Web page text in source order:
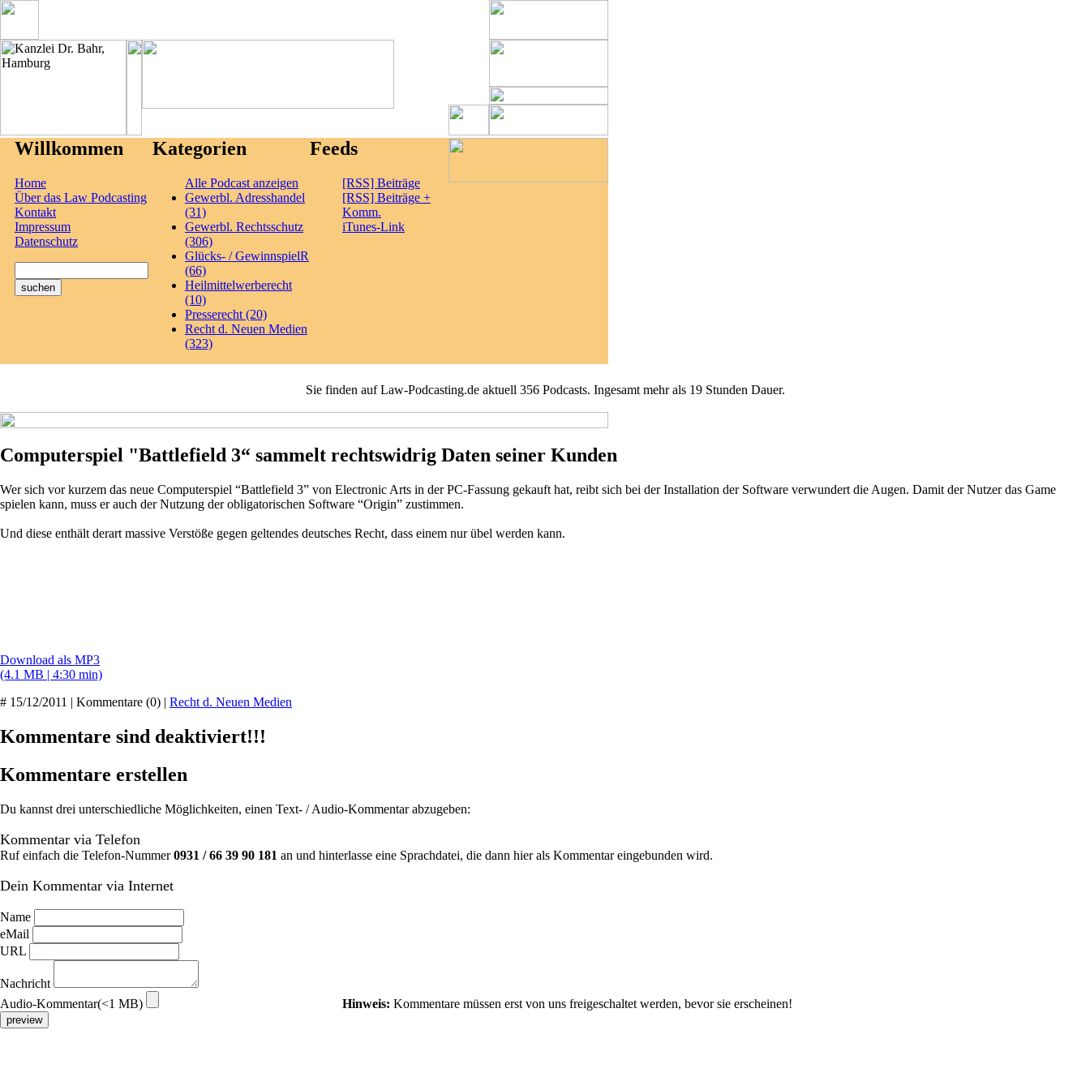
Willkommen
Home
Über das Law Podcasting
Kontakt
Impressum
Datenschutz
Kategorien
Alle Podcast anzeigen
Gewerbl. Adresshandel
(31)
Gewerbl. Rechtsschutz
(306)
Glücks- / GewinnspielR
(66)
Heilmittelwerberecht
(10)
Presserecht (20)
Recht d. Neuen Medien
(323)
Feeds
[RSS] Beiträge
[RSS] Beiträge +
Komm.
iTunes-Link
Sie finden auf Law-Podcasting.de aktuell 356 Podcasts. Ingesamt mehr als 19 Stunden Dauer.
Computerspiel "Battlefield 3“ sammelt rechtswidrig Daten seiner Kunden
Wer sich vor kurzem das neue Computerspiel “Battlefield 3” von Electronic Arts in der PC-Fassung gekauft hat, reibt sich bei der Installation der Software verwundert die Augen. Damit der Nutzer das Game
spielen kann, muss er auch der Nutzung der obligatorischen Software “Origin” zustimmen.
Und diese enthält derart massive Verstöße gegen geltendes deutsches Recht, dass einem nur übel werden kann.
Download als MP3
(4.1 MB | 4:30 min)
# 15/12/2011 | Kommentare (0) | Recht d. Neuen Medien
Kommentare sind deaktiviert!!!
Kommentare erstellen
Du kannst drei unterschiedliche Möglichkeiten, einen Text- / Audio-Kommentar abzugeben:
Kommentar via Telefon
Ruf einfach die Telefon-Nummer0931 / 66 39 90 181 an und hinterlasse eine Sprachdatei, die dann hier als Kommentar eingebunden wird.
Dein Kommentar via Internet
Name
eMail
URL
Nachricht
Audio-Kommentar(<1 MB)
Hinweis: Kommentare müssen erst von uns freigeschaltet werden, bevor sie erscheinen!